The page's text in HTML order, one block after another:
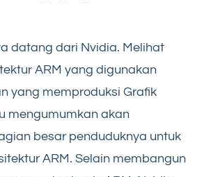
datang dari Nvidia. Melihat
ARM yang digunakan
yang memproduksi Grafik
mengumumkan akan
besar penduduknya untuk
ARM. Selain membangun